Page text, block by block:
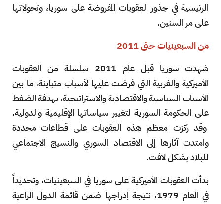
الرئيسية في جذور العقوبات المفروضة على سوريا، وتحولاتها
على مر السنين.
من السبعينيات حتى 2011
شهدت سوريا قبل عام 2011 سلسلة من العقوبات
الأميركية والغربية التي فرضت عليها لأسباب متباينة، ما بين
الأسباب السياسية والاقتصادية والاستراتيجية، بهدفة الضغط
على الحكومة السورية لتغيير سياساتها الإقليمية والدولية.
وقد ركزت معظم هذه العقوبات على قطاعات محددة
وامتدت آثارها إلى الاقتصاد السوري والنسيج الاجتماعي
للبلاد بشكل لافت.
بدأت العقوبات الأميركية على سوريا في السبعينيات، وتحديداً
في العام 1979، نتيجة إدراجها ضمن قائمة الدول الراعية